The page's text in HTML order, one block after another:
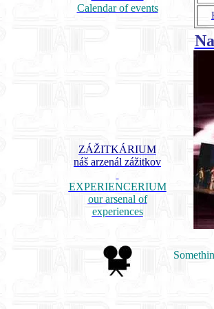
Calendar of events
ZÁŽITKÁRIUM
náš arzenál zážitkov
EXPERIENCERIUM
our arsenal of
experiences